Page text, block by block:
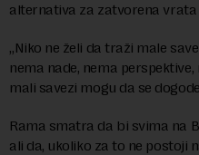
alternativa za zatvorena vrata
„Niko ne želi da traži male
nema nade, nema
mali savezi mogu da se
Rama smatra da bi svima na
ali da, ukoliko za to ne postoji